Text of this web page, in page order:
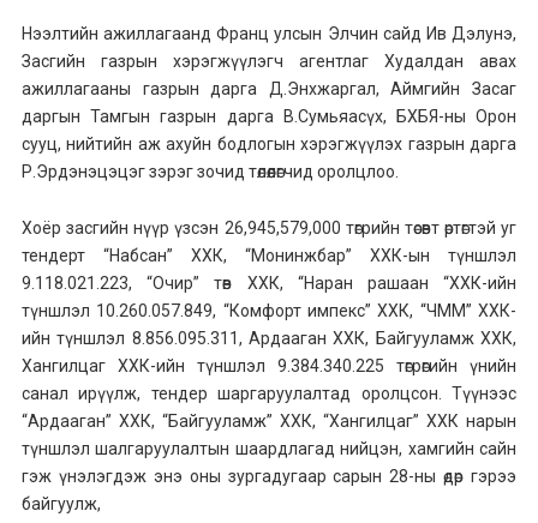
Нээлтийн ажиллагаанд Франц улсын Элчин сайд Ив Дэлунэ,
Засгийн газрын хэрэгжүүлэгч агентлаг Худалдан авах
ажиллагааны газрын дарга Д.Энхжаргал, Аймгийн Засаг
даргын Тамгын газрын дарга В.Сумьяасүх, БХБЯ-ны Орон
сууц, нийтийн аж ахуйн бодлогын хэрэгжүүлэх газрын дарга
Р.Эрдэнэцэцэг зэрэг зочид төлөөлөгчид оролцлоо.
Хоёр засгийн нүүр үзсэн 26,945,579,000 төгрийн төсөвт өртөгтэй уг
тендерт “Набсан” ХХК, “Монинжбар” ХХК-ын түншлэл
9.118.021.223, “Очир” төв ХХК, “Наран рашаан “ХХК-ийн
түншлэл 10.260.057.849, “Комфорт импекс” ХХК, “ЧММ” ХХК-
ийн түншлэл 8.856.095.311, Ардааган ХХК, Байгууламж ХХК,
Хангилцаг ХХК-ийн түншлэл 9.384.340.225 төгрөгийн үнийн
санал ирүүлж, тендер шаргаруулалтад оролцсон. Түүнээс
“Ардааган” ХХК, “Байгууламж” ХХК, “Хангилцаг” ХХК нарын
түншлэл шалгаруулалтын шаардлагад нийцэн, хамгийн сайн
гэж үнэлэгдэж энэ оны зургадугаар сарын 28-ны өдөр гэрээ
байгуулж,